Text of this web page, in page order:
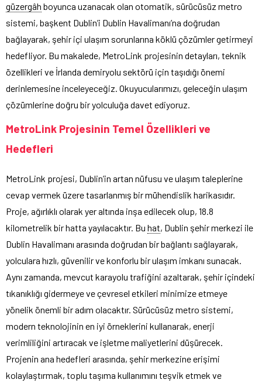
güzergâh boyunca uzanacak olan otomatik, sürücüsüz metro
sistemi, başkent Dublin’i Dublin Havalimanı’na doğrudan
bağlayarak, şehir içi ulaşım sorunlarına köklü çözümler getirmeyi
hedefliyor. Bu makalede, MetroLink projesinin detayları, teknik
özellikleri ve İrlanda demiryolu sektörü için taşıdığı önemi
derinlemesine inceleyeceğiz. Okuyucularımızı, geleceğin ulaşım
çözümlerine doğru bir yolculuğa davet ediyoruz.
MetroLink Projesinin Temel Özellikleri ve
Hedefleri
MetroLink projesi, Dublin’in artan nüfusu ve ulaşım taleplerine
cevap vermek üzere tasarlanmış bir mühendislik harikasıdır.
Proje, ağırlıklı olarak yer altında inşa edilecek olup, 18.8
kilometrelik bir hatta yayılacaktır. Bu hat, Dublin şehir merkezi ile
Dublin Havalimanı arasında doğrudan bir bağlantı sağlayarak,
yolculara hızlı, güvenilir ve konforlu bir ulaşım imkanı sunacak.
Aynı zamanda, mevcut karayolu trafiğini azaltarak, şehir içindeki
tıkanıklığı gidermeye ve çevresel etkileri minimize etmeye
yönelik önemli bir adım olacaktır. Sürücüsüz metro sistemi,
modern teknolojinin en iyi örneklerini kullanarak, enerji
verimliliğini artıracak ve işletme maliyetlerini düşürecek.
Projenin ana hedefleri arasında, şehir merkezine erişimi
kolaylaştırmak, toplu taşıma kullanımını teşvik etmek ve